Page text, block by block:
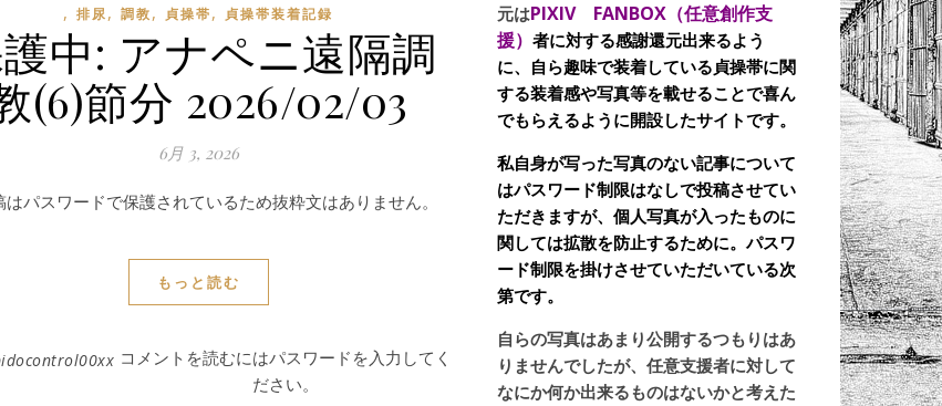
, 排尿, 調教, 貞操帯, 貞操帯装着記録
中: アナペニ遠隔調
(6)節分 2026/02/03
6月 3, 2026
はパスワードで保護されているため抜粋文はありません。
もっと読む
コメントを読むにはパスワードを入力してく
ださい。
元はPIXIV FANBOX（任意創作支
援） 者に対する感謝還元出来るよう
に、自ら趣味で装着している貞操帯に関
する装着感や写真等を載せることで喜ん
でもらえるように開設したサイトです。
私自身が写った写真のない記事について
はパスワード制限はなしで投稿させてい
ただきますが、個人写真が入ったものに
関しては拡散を防止するために。パスワ
ード制限を掛けさせていただいている次
第です。
自らの写真はあまり公開するつもりはあ
りませんでしたが、任意支援者に対して
なにか何か出来るものはないかと考えた